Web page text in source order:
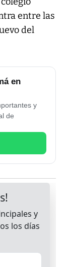
entre las
del
en
y
de